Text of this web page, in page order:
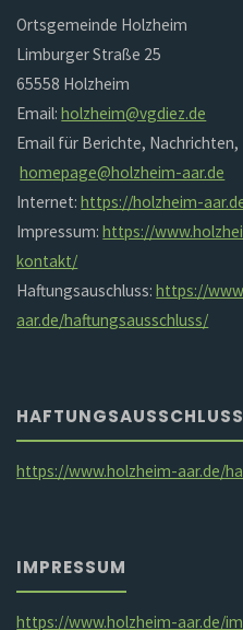
Ortsgemeinde Holzheim
Limburger Straße 25
65558 Holzheim
Email:holzheim@vgdiez.de
Email für Berichte, Nachrichten,
homepage@holzheim-aar.de
Internet:https://holzheim-
Impressum:https://
kontakt/
Haftungsauschluss:https://
aar.de/haftungsausschluss/
HAFTUNGSAUSSCHLUSS
https://www.holzheim-aar.de/
IMPRESSUM
https://www.holzheim-aar.de/